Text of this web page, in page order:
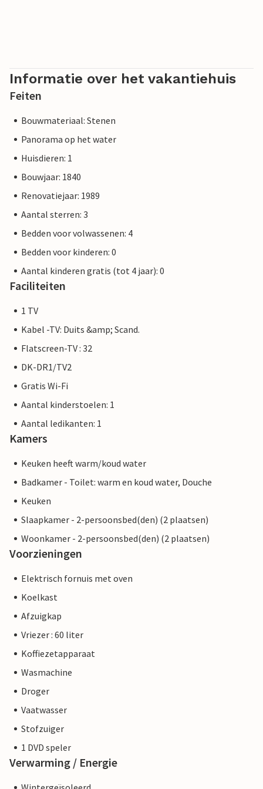
Informatie over het vakantiehuis
Feiten
Bouwmateriaal: Stenen
Panorama op het water
Huisdieren: 1
Bouwjaar: 1840
Renovatiejaar: 1989
Aantal sterren: 3
Bedden voor volwassenen: 4
Bedden voor kinderen: 0
Aantal kinderen gratis (tot 4 jaar): 0
Faciliteiten
1 TV
Kabel -TV: Duits &amp; Scand.
Flatscreen-TV : 32
DK-DR1/TV2
Gratis Wi-Fi
Aantal kinderstoelen: 1
Aantal ledikanten: 1
Kamers
Keuken heeft warm/koud water
Badkamer - Toilet: warm en koud water, Douche
Keuken
Slaapkamer - 2-persoonsbed(den) (2 plaatsen)
Woonkamer - 2-persoonsbed(den) (2 plaatsen)
Voorzieningen
Elektrisch fornuis met oven
Koelkast
Afzuigkap
Vriezer : 60 liter
Koffiezetapparaat
Wasmachine
Droger
Vaatwasser
Stofzuiger
1 DVD speler
Verwarming / Energie